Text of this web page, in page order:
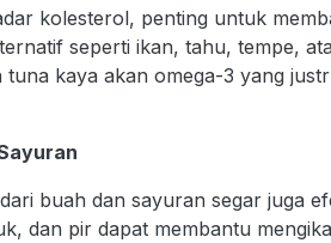
kolesterol, penting untuk
seperti ikan, tahu, tempe,
kaya akan omega-3 yang
buah dan sayuran segar juga
dan pir dapat membantu